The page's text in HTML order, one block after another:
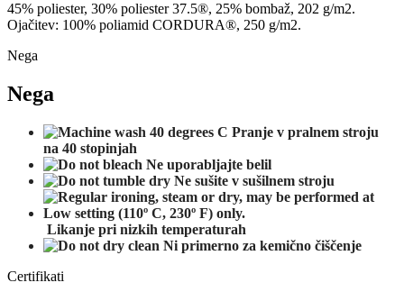
45% poliester, 30% poliester 37.5®, 25% bombaž, 202 g/m2.
Ojačitev: 100% poliamid CORDURA®, 250 g/m2.
Nega
Nega
Pranje v pralnem stroju
na 40 stopinjah
Ne uporabljajte belil
Ne sušite v sušilnem stroju
Likanje pri nizkih temperaturah
Ni primerno za kemično čiščenje
Certifikati